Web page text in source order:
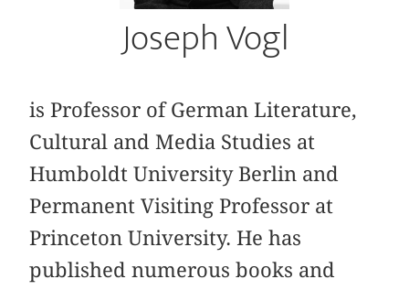
Joseph Vogl
is Professor of German Literature,
Cultural and Media Studies at
Humboldt University Berlin and
Permanent Visiting Professor at
Princeton University. He has
published numerous books and